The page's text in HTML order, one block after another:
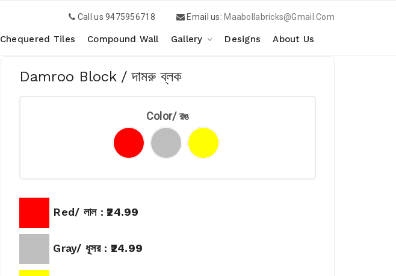
Call us9475956718 Email us: Maabollabricks@gmail.com
Chequered Tiles Compound Wall Gallery Designs About Us
Damroo Block / দামরু ব্লক
Color/ রঙ
Red/ লাল : ₹24.99
Gray/ ধূসর : ₹24.99